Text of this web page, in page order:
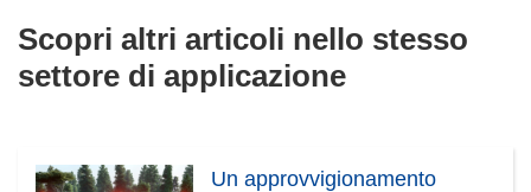
Scopri altri articoli nello stesso
settore di applicazione
Un approvvigionamento